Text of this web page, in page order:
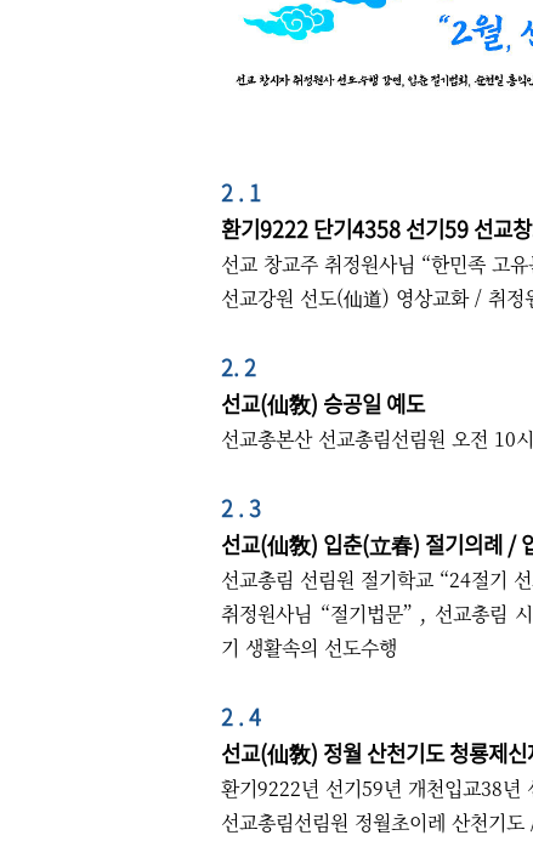
2 . 1
환기9222 단기4358 선기59 선교
선교 창교주 취정원사님 “한민족 고
선교강원 선도(仙道) 영상교화 / 취정
2. 2
선교(仙敎) 승공일 예도
선교총본산 선교총림선림원 오전 10
2 . 3
선교(仙敎) 입춘(立春) 절기의례 /
선교총림 선림원 절기학교 “24절기
취정원사님 “절기법문” , 선교총림
기 생활속의 선도수행
2 . 4
선교(仙敎) 정월 산천기도 청룡제
환기9222년 선기59년 개천입교38년
선교총림선림원 정월초이레 산천기